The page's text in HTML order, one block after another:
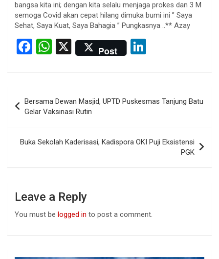
bangsa kita ini; dengan kita selalu menjaga prokes dan 3 M
semoga Covid akan cepat hilang dimuka bumi ini ” Saya
Sehat, Saya Kuat, Saya Bahagia ” Pungkasnya ..** Azay
F
ce
o
o
k
W
at
s
A
p
p
X Post
ke
n
navigation
Bersama Dewan Masjid, UPTD Puskesmas Tanjung Batu
Gelar Vaksinasi Rutin
Buka Sekolah Kaderisasi, Kadispora OKI Puji Eksistensi
PGK
Leave a Reply
You must be logged in to post a comment.